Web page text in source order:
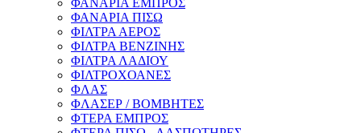
ΦΑΝΑΡΙΑ ΕΜΠΡΟΣ
ΦΑΝΑΡΙΑ ΠΙΣΩ
ΦΙΛΤΡΑ ΑΕΡΟΣ
ΦΙΛΤΡΑ ΒΕΝΖΙΝΗΣ
ΦΙΛΤΡΑ ΛΑΔΙΟΥ
ΦΙΛΤΡΟΧΟΑΝΕΣ
ΦΛΑΣ
ΦΛΑΣΕΡ / ΒΟΜΒΗΤΕΣ
ΦΤΕΡΑ ΕΜΠΡΟΣ